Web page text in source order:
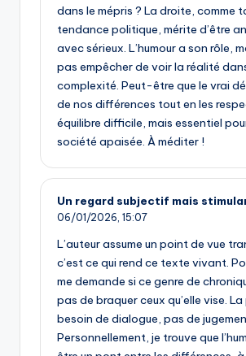
dans le mépris ? La droite, comme
tendance politique, mérite d’être
avec sérieux. L’humour a son rôle,
pas empêcher de voir la réalité
complexité. Peut-être que le vrai
de nos différences tout en les
équilibre difficile, mais essentiel
société apaisée. À méditer !
Un regard subjectif mais
06/01/2026, 15:07
L’auteur assume un point de vue
c’est ce qui rend ce texte vivant.
me demande si ce genre de
pas de braquer ceux qu’elle vise.
besoin de dialogue, pas de
Personnellement, je trouve que